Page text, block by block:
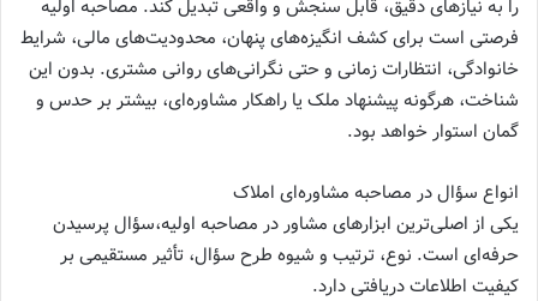
را به نیازهای دقیق، قابل سنجش و واقعی تبدیل کند. مصاحبه اولیه
فرصتی است برای کشف انگیزه‌های پنهان، محدودیت‌های مالی، شرایط
خانوادگی، انتظارات زمانی و حتی نگرانی‌های روانی مشتری. بدون این
شناخت، هرگونه پیشنهاد ملک یا راهکار مشاوره‌ای، بیشتر بر حدس و
گمان استوار خواهد بود.
انواع سؤال در مصاحبه مشاوره‌ای املاک
یکی از اصلی‌ترین ابزارهای مشاور در مصاحبه اولیه،سؤال‌ پرسیدن
حرفه‌ای است. نوع، ترتیب و شیوه طرح سؤال، تأثیر مستقیمی بر
کیفیت اطلاعات دریافتی دارد.